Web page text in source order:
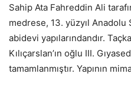
Sahip Ata Fahreddin Ali
medrese, 13. yüzyıl Anadolu
abidevi yapılarındandır.
Kılıçarslan’ın oğlu III.
tamamlanmıştır. Yapının